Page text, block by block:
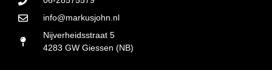
info@markusjohn.nl
Nijverheidsstraat 5
4283 GW Giessen (NB)